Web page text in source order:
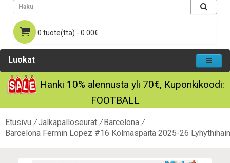
0 tuote(tta) - 0.00€
Luokat
Hanki 10% alennusta yli 70€, Kuponkikoodi:
FOOTBALL
Etusivu Jalkapalloseurat
Barcelona
Barcelona Fermin Lopez #16 Kolmaspaita 2025-26